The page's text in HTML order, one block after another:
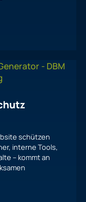
schützen
interne Tools,
– kommt an